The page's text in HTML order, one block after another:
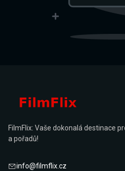
FilmFlix: Vaše dokonalá destinace
a pořadů!
info@filmflix.cz